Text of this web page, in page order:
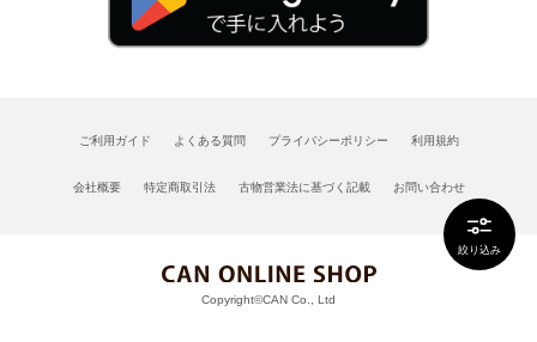
絞り込み
ご利用ガイド よくある質問 プライバシーポリシー 利用規約
会社概要 特定商取引法 古物営業法に基づく記載 お問い合わせ
Copyright©CAN Co., Ltd